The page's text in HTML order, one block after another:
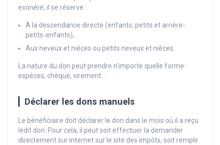
exonéré, il se réserve :
À la descendance directe (enfants, petits et arrière-
petits-enfants),
Aux neveux et nièces ou petits neveux et nièces.
La nature du don peut prendre n’importe quelle forme :
espèces, chèque, virement…
Déclarer les dons manuels
Le bénéficiaire doit déclarer le don dans le mois où il a reçu
ledit don. Pour cela, il peut soit effectuer la demander
directement sur internet sur le site des impôts, soit remplir